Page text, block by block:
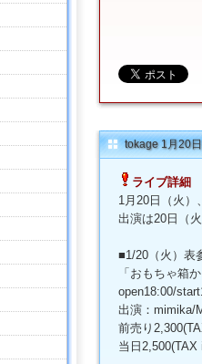
tokage 1月20
ライブ詳細
1月20日（火）
出演は20日（
■1/20（火）表
「おもちゃ箱
open18:00/
出演：mimika/
前売り
当日